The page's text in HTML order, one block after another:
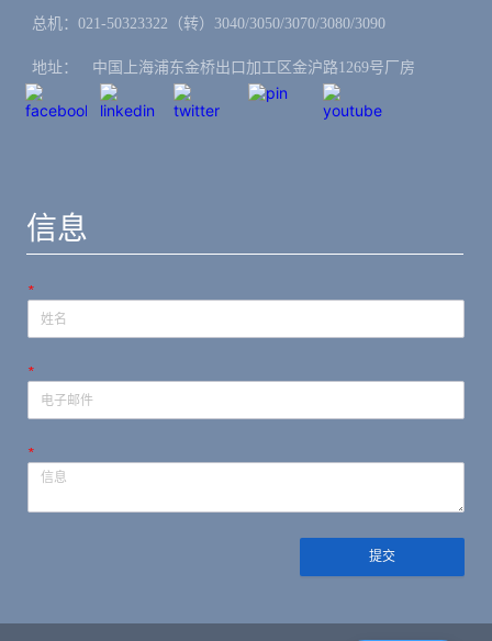
总机：021-50323322（转）3040/3050/3070/3080/3090
地址：ㅤ中国上海浦东金桥出口加工区金沪路1269号厂房
信息
*
*
*
提交